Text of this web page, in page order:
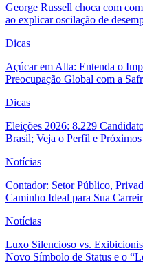
George Russell choca com
ao explicar oscilação de
Dicas
Açúcar em Alta: Entenda o
Preocupação Global com a
Dicas
Eleições 2026: 8.229
Brasil; Veja o Perfil e Próximos
Notícias
Contador: Setor Público,
Caminho Ideal para Sua
Notícias
Luxo Silencioso vs.
Novo Símbolo de Status e o